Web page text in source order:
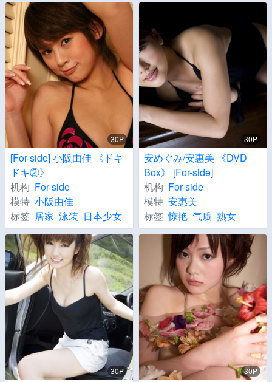
30P
[For-side] 小阪由佳 《ドキ
ドキ②》
机构 For-side
模特 小阪由佳
标签 居家 泳装 日本少女
30P
安めぐみ/安惠美 《DVD
Box》 [For-side]
机构 For-side
模特 安惠美
标签 惊艳 气质 熟女
30P 30P